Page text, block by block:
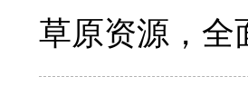
草原资源，全